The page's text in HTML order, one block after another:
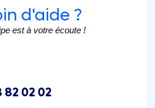
d'aide ?
est à votre écoute !
82 02 02